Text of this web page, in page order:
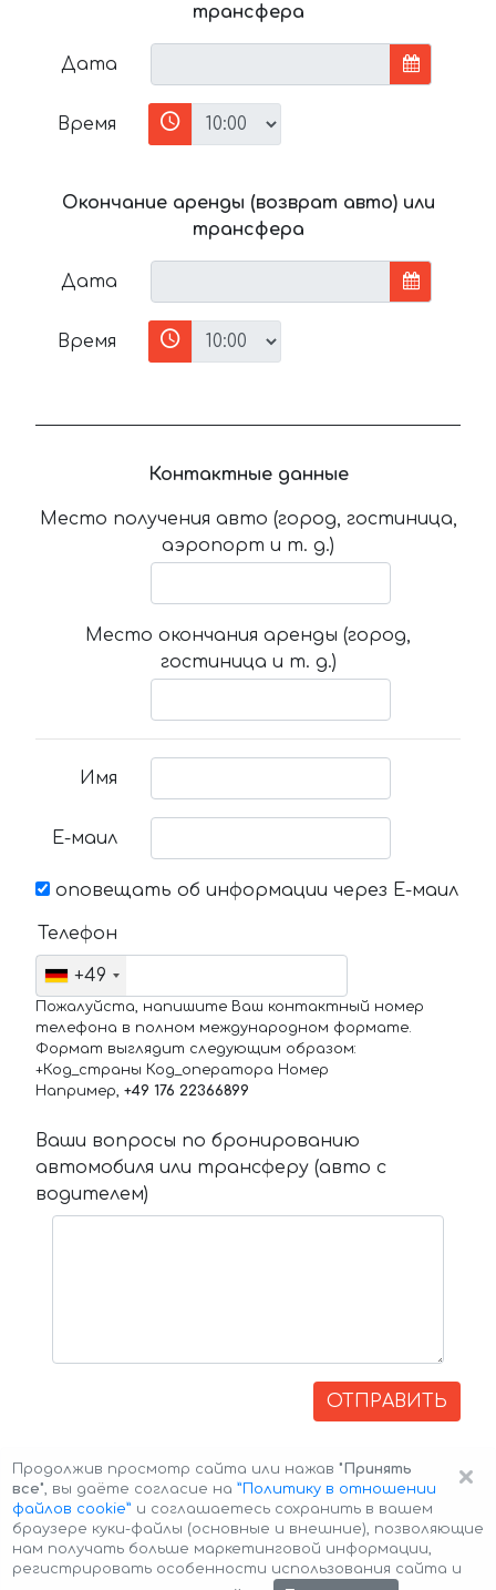
трансфера
Дата
Время
Окончание аренды (возврат авто) или
трансфера
Дата
Время
Контактные данные
Место получения авто (город, гостиница,
аэропорт и т. д.)
Место окончания аренды (город,
гостиница и т. д.)
Имя
Е-маил
оповещать об информации через Е-маил
Телефон
+49
Пожалуйста, напишите Ваш контактный номер
телефона в полном международном формате.
Формат выглядит следующим образом:
+Код_страны Код_оператора Номер
Например, +49 176 22366899
Ваши вопросы по бронированию
автомобиля или трансферу (авто с
водителем)
ОТПРАВИТЬ
×
Продолжив просмотр сайта или нажав "Принять
все", вы даёте согласие на ”Политику в отношении
файлов cookie” и соглашаетесь сохранить в вашем
браузере куки-файлы (основные и внешние), позволяющие
нам получать больше маркетинговой информации,
регистрировать особенности использования сайта и